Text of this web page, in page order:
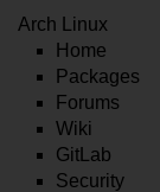
Arch Linux
Home
Packages
Forums
Wiki
GitLab
Security